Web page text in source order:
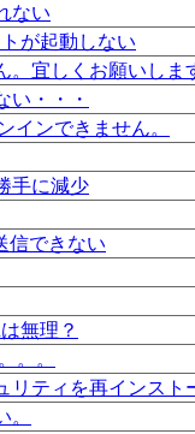
ない
が起動しない
。宜しくお願いしま
い・・・
インできません。
手に減少
信できない
無理？
。。
リティを再インスト